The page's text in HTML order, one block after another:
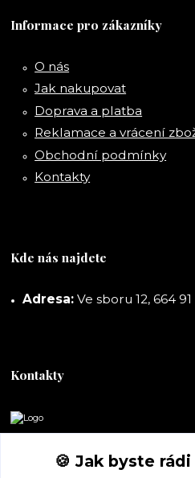
Informace pro zákazníky
O nás
Jak nakupovat
Doprava a platba
Reklamace a vrácení
Obchodní podmínky
Kontakty
Kde nás najdete
Adresa: Ve sboru 12, 664
Kontakty
+420 777 247 722
🍪 Jak byste